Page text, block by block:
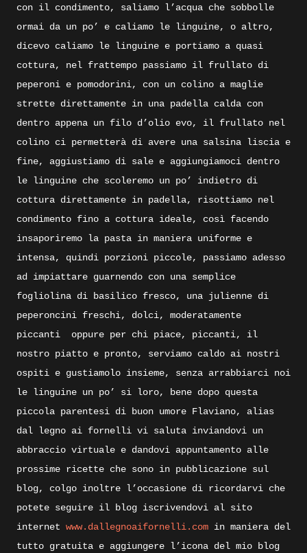
con il condimento, saliamo l’acqua che sobbolle
ormai da un po’ e caliamo le linguine, o altro,
dicevo caliamo le linguine e portiamo a quasi
cottura, nel frattempo passiamo il frullato di
peperoni e pomodorini, con un colino a maglie
strette direttamente in una padella calda con
dentro appena un filo d’olio evo, il frullato nel
colino ci permetterà di avere una salsina liscia e
fine, aggiustiamo di sale e aggiungiamoci dentro
le linguine che scoleremo un po’ indietro di
cottura direttamente in padella, risottiamo nel
condimento fino a cottura ideale, così facendo
insaporiremo la pasta in maniera uniforme e
intensa, quindi porzioni piccole, passiamo adesso
ad impiattare guarnendo con una semplice
fogliolina di basilico fresco, una julienne di
peperoncini freschi, dolci, moderatamente
piccanti
oppure per chi piace, piccanti, il
nostro piatto e pronto, serviamo caldo ai nostri
ospiti e gustiamolo insieme, senza arrabbiarci noi
le linguine un po’ si loro, bene dopo questa
piccola parentesi di buon umore Flaviano, alias
dal legno ai fornelli vi saluta inviandovi un
abbraccio virtuale e dandovi appuntamento alle
prossime ricette che sono in pubblicazione sul
blog, colgo inoltre l’occasione di ricordarvi che
potete seguire il blog iscrivendovi al sito
internet www.dallegnoaifornelli.com in maniera del
tutto gratuita e aggiungere l’icona del mio blog